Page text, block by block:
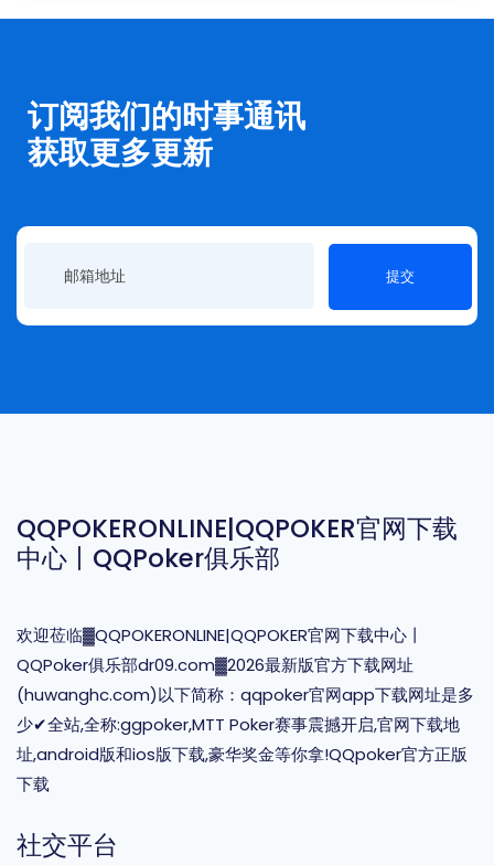
订阅我们的时事通讯
获取更多更新
提交
QQPOKERONLINE|QQPOKER官网下载
中心丨QQPoker俱乐部
欢迎莅临▓QQPOKERONLINE|QQPOKER官网下载中心丨
QQPoker俱乐部dr09.com▓2026最新版官方下载网址
(huwanghc.com)以下简称：qqpoker官网app下载网址是多
少✔全站,全称:ggpoker,MTT Poker赛事震撼开启,官网下载地
址,android版和ios版下载,豪华奖金等你拿!QQpoker官方正版
下载
社交平台